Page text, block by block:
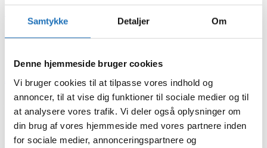
Samtykke Detaljer Om
Denne hjemmeside bruger cookies
Vi bruger cookies til at tilpasse vores indhold og
annoncer, til at vise dig funktioner til sociale medier og til
at analysere vores trafik. Vi deler også oplysninger om
din brug af vores hjemmeside med vores partnere inden
for sociale medier, annonceringspartnere og
23. juni 2022
3 tips til en sikker tur i vandet
23. juni 2022